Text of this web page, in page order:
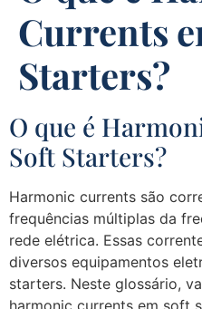
Currents
Starters?
O que é
Soft Starters?
Harmonic currents são
frequências múltiplas da
rede elétrica. Essas
diversos equipamentos
starters. Neste glossário,
harmonic currents em soft